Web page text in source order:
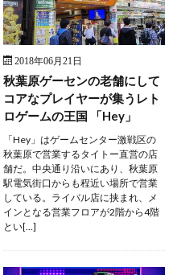
2018年06月21日
秋葉原ゲーセンの老舗にして
コアなプレイヤーが集うレト
ロゲームの王国 「Hey」
「Hey」はゲームセンター激戦区の
秋葉原で営業するタイトー直営の店
舗だ。中央通り沿いにあり、秋葉原
駅電気街口からも程近い場所で営業
している。ライバル店に挟まれ、メ
インとなる営業フロアが2階から4階
とい[…]